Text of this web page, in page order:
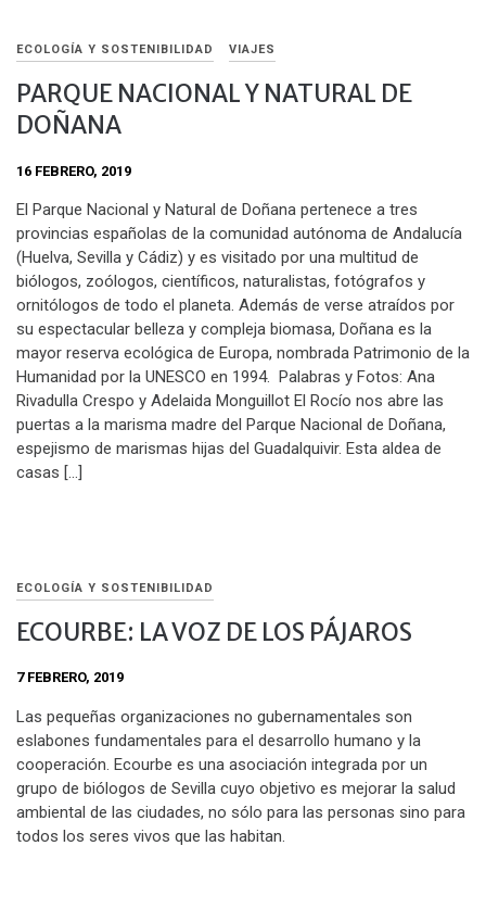
ECOLOGÍA Y SOSTENIBILIDAD VIAJES
PARQUE NACIONAL Y NATURAL DE
DOÑANA
16 FEBRERO, 2019
El Parque Nacional y Natural de Doñana pertenece a tres
provincias españolas de la comunidad autónoma de Andalucía
(Huelva, Sevilla y Cádiz) y es visitado por una multitud de
biólogos, zoólogos, científicos, naturalistas, fotógrafos y
ornitólogos de todo el planeta. Además de verse atraídos por
su espectacular belleza y compleja biomasa, Doñana es la
mayor reserva ecológica de Europa, nombrada Patrimonio de la
Humanidad por la UNESCO en 1994. Palabras y Fotos: Ana
Rivadulla Crespo y Adelaida Monguillot El Rocío nos abre las
puertas a la marisma madre del Parque Nacional de Doñana,
espejismo de marismas hijas del Guadalquivir. Esta aldea de
casas […]
ECOLOGÍA Y SOSTENIBILIDAD
ECOURBE: LA VOZ DE LOS PÁJAROS
7 FEBRERO, 2019
Las pequeñas organizaciones no gubernamentales son
eslabones fundamentales para el desarrollo humano y la
cooperación. Ecourbe es una asociación integrada por un
grupo de biólogos de Sevilla cuyo objetivo es mejorar la salud
ambiental de las ciudades, no sólo para las personas sino para
todos los seres vivos que las habitan.